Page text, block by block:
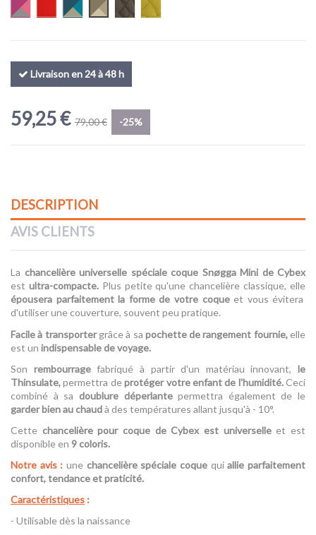
Magniola PinkAutumn Gold
River BlueClassic Beige
Khaki GreenMustard Yellow
Livraison en 24 à 48 h
59,25 € 79,00 € -25%
DESCRIPTION
AVIS CLIENTS
La chancelière universelle spéciale coque Snøgga Mini de Cybex
est ultra-compacte. Plus petite qu'une chancelière classique, elle
épousera parfaitement la forme de votre coque et vous évitera
d'utiliser une couverture, souvent peu pratique.
Facile à transportergrâce à sa pochette de rangement fournie,elle
est un indispensable de voyage.
Son rembourragefabriqué à partir d'un matériau innovant, le
Thinsulate,permettra deprotéger votre enfant de l'humidité.Ceci
combiné à sa doublure déperlantepermettra également de le
garder bien au chaudà des températures allant jusqu'à - 10°.
Cette chancelière pour coque de Cybex est universelle et est
disponible en 9 coloris.
Notre avis : une chancelière spéciale coque quiallie parfaitement
confort, tendance et praticité.
Caractéristiques :
- Utilisable dès la naissance